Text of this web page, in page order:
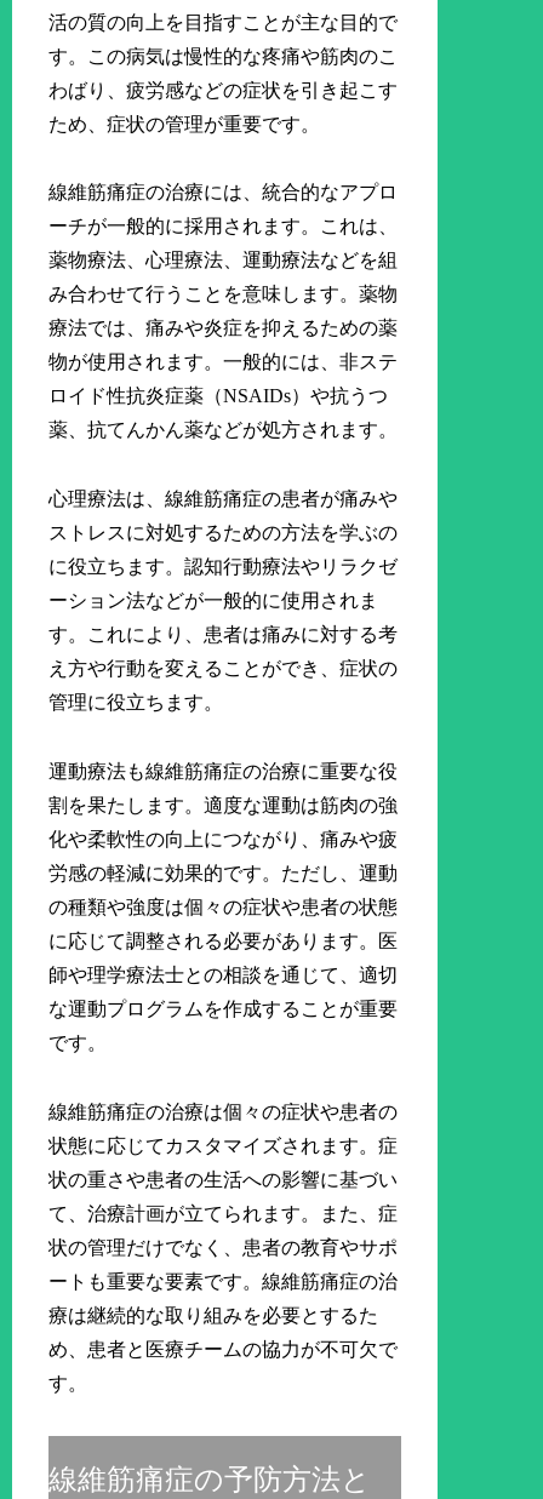
活の質の向上を目指すことが主な目的で
す。この病気は慢性的な疼痛や筋肉のこ
わばり、疲労感などの症状を引き起こす
ため、症状の管理が重要です。
線維筋痛症の治療には、統合的なアプロ
ーチが一般的に採用されます。これは、
薬物療法、心理療法、運動療法などを組
み合わせて行うことを意味します。薬物
療法では、痛みや炎症を抑えるための薬
物が使用されます。一般的には、非ステ
ロイド性抗炎症薬（NSAIDs）や抗うつ
薬、抗てんかん薬などが処方されます。
心理療法は、線維筋痛症の患者が痛みや
ストレスに対処するための方法を学ぶの
に役立ちます。認知行動療法やリラクゼ
ーション法などが一般的に使用されま
す。これにより、患者は痛みに対する考
え方や行動を変えることができ、症状の
管理に役立ちます。
運動療法も線維筋痛症の治療に重要な役
割を果たします。適度な運動は筋肉の強
化や柔軟性の向上につながり、痛みや疲
労感の軽減に効果的です。ただし、運動
の種類や強度は個々の症状や患者の状態
に応じて調整される必要があります。医
師や理学療法士との相談を通じて、適切
な運動プログラムを作成することが重要
です。
線維筋痛症の治療は個々の症状や患者の
状態に応じてカスタマイズされます。症
状の重さや患者の生活への影響に基づい
て、治療計画が立てられます。また、症
状の管理だけでなく、患者の教育やサポ
ートも重要な要素です。線維筋痛症の治
療は継続的な取り組みを必要とするた
め、患者と医療チームの協力が不可欠で
す。
線維筋痛症の予防方法と